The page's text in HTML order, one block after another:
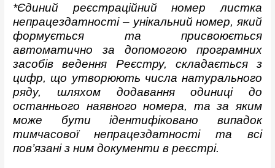
*Єдиний реєстраційний номер листка
непрацездатності – унікальний номер, який
формується та присвоюється
автоматично за допомогою програмних
засобів ведення Реєстру, складається з
цифр, що утворюють числа натурального
ряду, шляхом додавання одиниці до
останнього наявного номера, та за яким
може бути ідентифіковано випадок
тимчасової непрацездатності та всі
пов’язані з ним документи в реєстрі.